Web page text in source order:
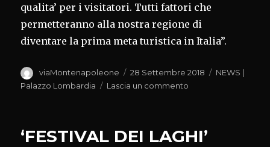
qualita’ per i visitatori. Tutti fattori che
permetteranno alla nostra regione di
diventare la prima meta turistica in Italia”.
Autore
viaMontenapoleone
Pubblicato
il
28 Settembre 2018 Categorie
NEWS |
Palazzo Lombardia
Lascia un commento
‘FESTIVAL DEI LAGHI’